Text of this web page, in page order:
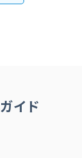
イド